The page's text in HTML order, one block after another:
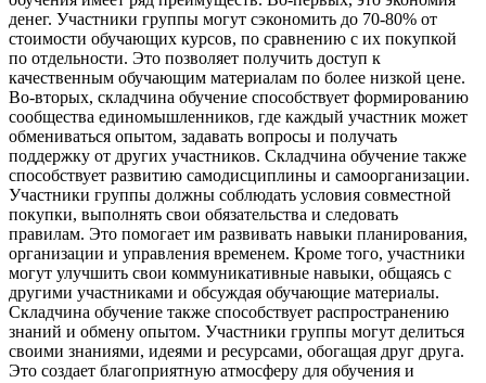
денег. Участники группы могут сэкономить до 70-80% от
стоимости обучающих курсов, по сравнению с их покупкой
по отдельности. Это позволяет получить доступ к
качественным обучающим материалам по более низкой цене.
Во-вторых, складчина обучение способствует формированию
сообщества единомышленников, где каждый участник может
обмениваться опытом, задавать вопросы и получать
поддержку от других участников. Складчина обучение также
способствует развитию самодисциплины и самоорганизации.
Участники группы должны соблюдать условия совместной
покупки, выполнять свои обязательства и следовать
правилам. Это помогает им развивать навыки планирования,
организации и управления временем. Кроме того, участники
могут улучшить свои коммуникативные навыки, общаясь с
другими участниками и обсуждая обучающие материалы.
Складчина обучение также способствует распространению
знаний и обмену опытом. Участники группы могут делиться
своими знаниями, идеями и ресурсами, обогащая друг друга.
Это создает благоприятную атмосферу для обучения и